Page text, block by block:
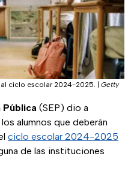
ciclo escolar 2024-2025.
Getty
(SEP) dio a
alumnos que deberán
ciclo escolar 2024-2025
de las instituciones